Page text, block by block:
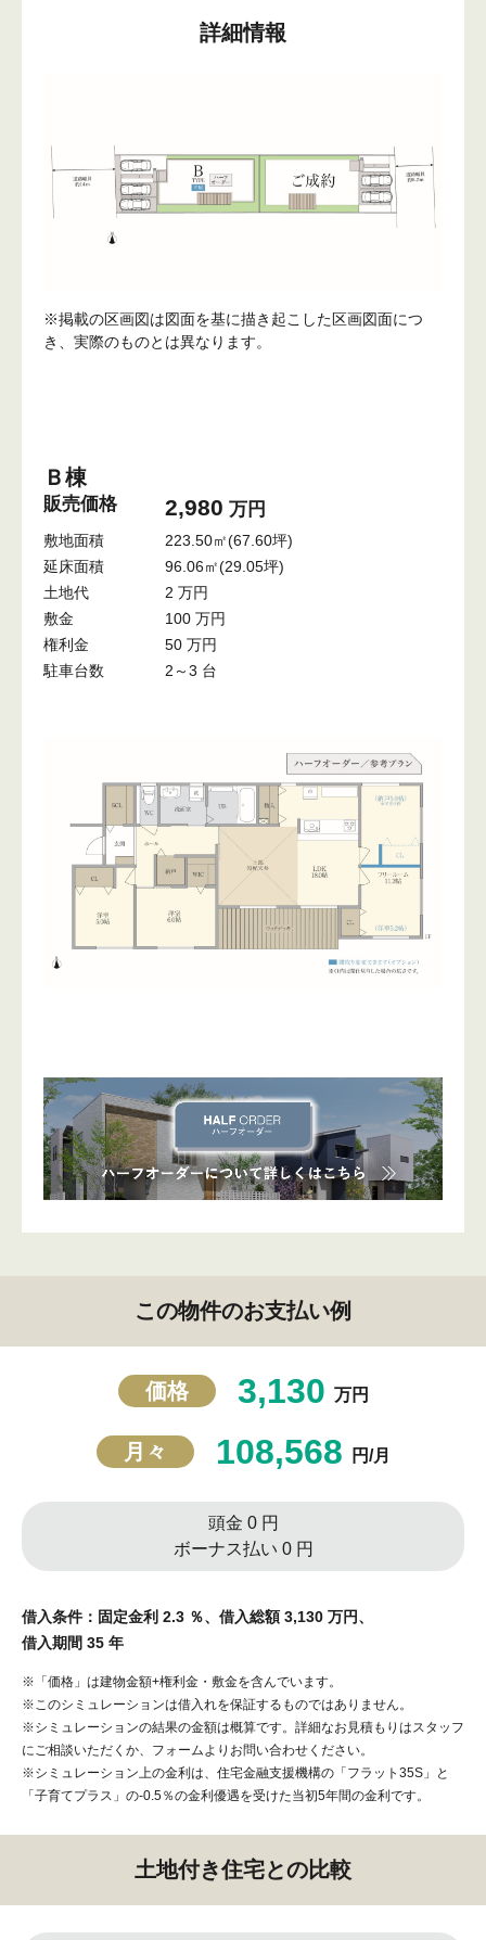
詳細情報
※掲載の区画図は図面を基に描き起こした区画図面につ
き、実際のものとは異なります。
Ｂ棟
販売価格 2,980 万円
敷地面積
223.50㎡(67.60坪)
延床面積
96.06㎡(29.05坪)
土地代
2 万円
敷金
100 万円
権利金
50 万円
駐車台数
2～3 台
この物件のお支払い例
価格 3,130 万円
月々 108,568 円/月
頭金 0 円
ボーナス払い 0 円
借入条件：固定金利 2.3 ％、借入総額 3,130 万円、
借入期間 35 年
※「価格」は建物金額+権利金・敷金を含んでいます。
※このシミュレーションは借入れを保証するものではありません。
※シミュレーションの結果の金額は概算です。詳細なお見積もりはスタッフ
にご相談いただくか、フォームよりお問い合わせください。
※シミュレーション上の金利は、住宅金融支援機構の「フラット35S」と
「子育てプラス」の-0.5％の金利優遇を受けた当初5年間の金利です。
土地付き住宅との比較